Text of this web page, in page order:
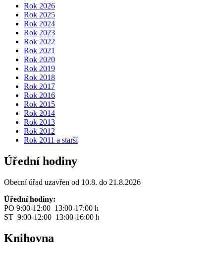
Rok 2026
Rok 2025
Rok 2024
Rok 2023
Rok 2022
Rok 2021
Rok 2020
Rok 2019
Rok 2018
Rok 2017
Rok 2016
Rok 2015
Rok 2014
Rok 2013
Rok 2012
Rok 2011 a starší
Úřední hodiny
Obecní úřad uzavřen od 10.8. do 21.8.2026
Úřední hodiny:
PO 9:00-12:00 13:00-17:00 h
ST 9:00-12:00 13:00-16:00 h
Knihovna